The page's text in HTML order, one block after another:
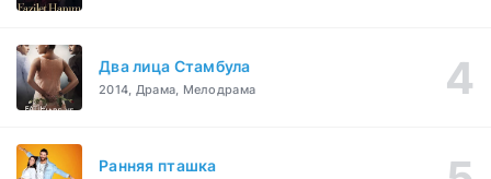
Два лица Стамбула
2014, Драма, Мелодрама
Ранняя пташка